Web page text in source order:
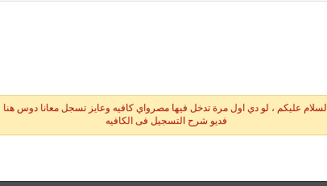
السلام عليكم ، لو دي اول مرة تدخل فيها مصرواي كافيه وعايز تسجل معانا دوس هنا
فديو شرح التسجيل فى الكافيه